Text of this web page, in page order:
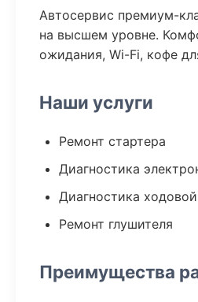
Автосервис премиум-
на высшем уровне.
ожидания, Wi-Fi, кофе
Наши услуги
Ремонт стартера
Диагностика
Диагностика
Ремонт глушителя
Преимущества